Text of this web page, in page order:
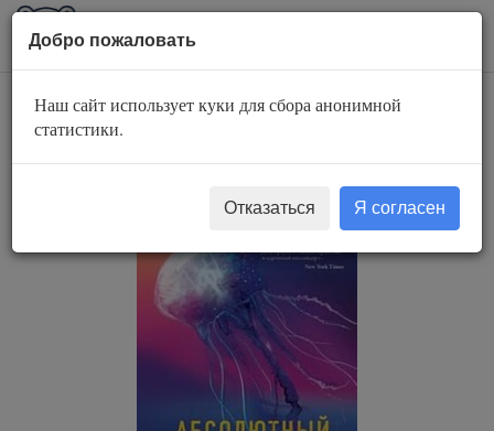
AuBook.org
Абсолютный доступ
Добро пожаловать
Наш сайт использует куки для сбора анонимной
статистики.
Отказаться Я согласен